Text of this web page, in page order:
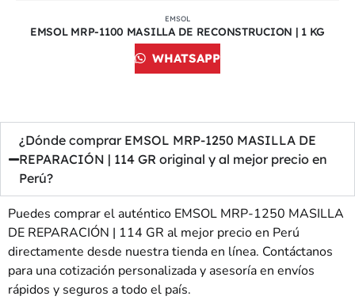
EMSOL
EMSOL MRP-1100 MASILLA DE RECONSTRUCION | 1 KG
WHATSAPP
¿Dónde comprar EMSOL MRP-1250 MASILLA DE
REPARACIÓN | 114 GR original y al mejor precio en
Perú?
Puedes comprar el auténtico EMSOL MRP-1250 MASILLA
DE REPARACIÓN | 114 GR al mejor precio en Perú
directamente desde nuestra tienda en línea. Contáctanos
para una cotización personalizada y asesoría en envíos
rápidos y seguros a todo el país.